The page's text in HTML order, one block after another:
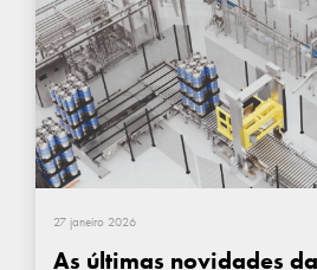
27 janeiro 2026
As últimas novidades